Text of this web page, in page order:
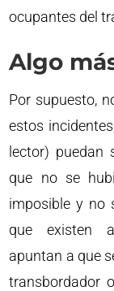
ocupantes del
Algo
Por supuesto,
estos
lector) puedan
que no se
imposible y no
que existen
apuntan a que
transbordador